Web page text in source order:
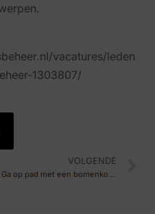
vacatures/leden
1303807/
VOLGENDE